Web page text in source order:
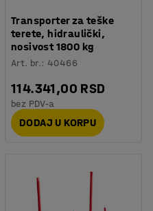
Transporter za teške
terete, hidraulički,
nosivost 1800 kg
Art. br.: 40466
114.341,00 RSD
bez PDV-a
DODAJ U KORPU